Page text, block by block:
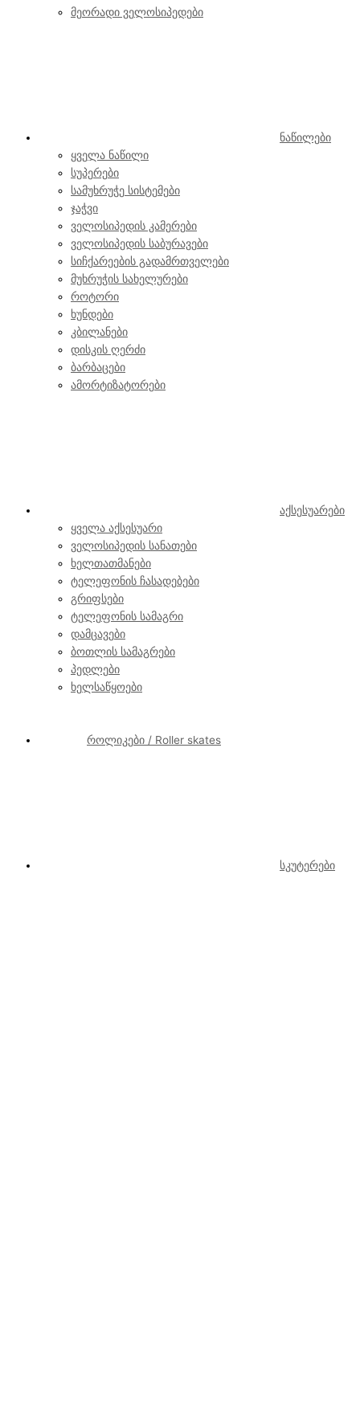
მეორადი ველოსიპედები
ნაწილები
ყველა ნაწილი
სუპერები
სამუხრუჭე სისტემები
ჯაჭვი
ველოსიპედის კამერები
ველოსიპედის საბურავები
სიჩქარეების გადამრთველები
მუხრუჭის სახელურები
როტორი
ხუნდები
კბილანები
დისკის ღერძი
ბარბაცები
ამორტიზატორები
აქსესუარები
ყველა აქსესუარი
ველოსიპედის სანათები
ხელთათმანები
ტელეფონის ჩასადებები
გრიფსები
ტელეფონის სამაგრი
დამცავები
ბოთლის სამაგრები
პედლები
ხელსაწყოები
როლიკები / Roller skates
სკუტერები